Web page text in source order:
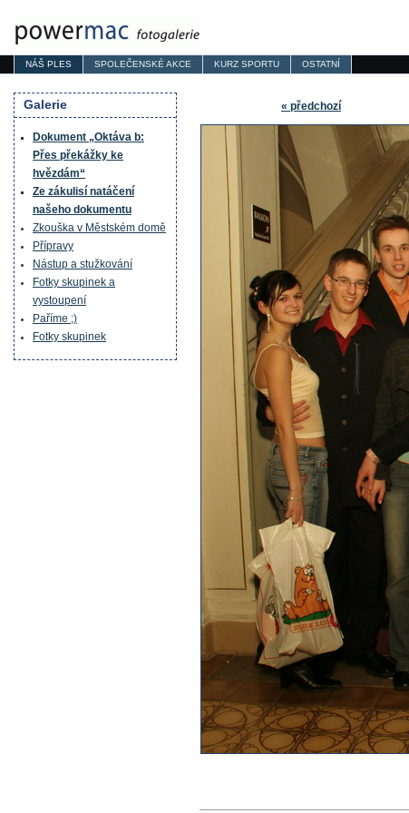
NÁŠ PLES SPOLEČENSKÉ AKCE KURZ SPORTU OSTATNÍ
« předchozí
Galerie
Dokument „Oktáva b:
Přes překážky ke
hvězdám“
Ze zákulisí natáčení
našeho dokumentu
Zkouška v Městském domě
Přípravy
Nástup a stužkování
Fotky skupinek a
vystoupení
Paříme ;)
Fotky skupinek